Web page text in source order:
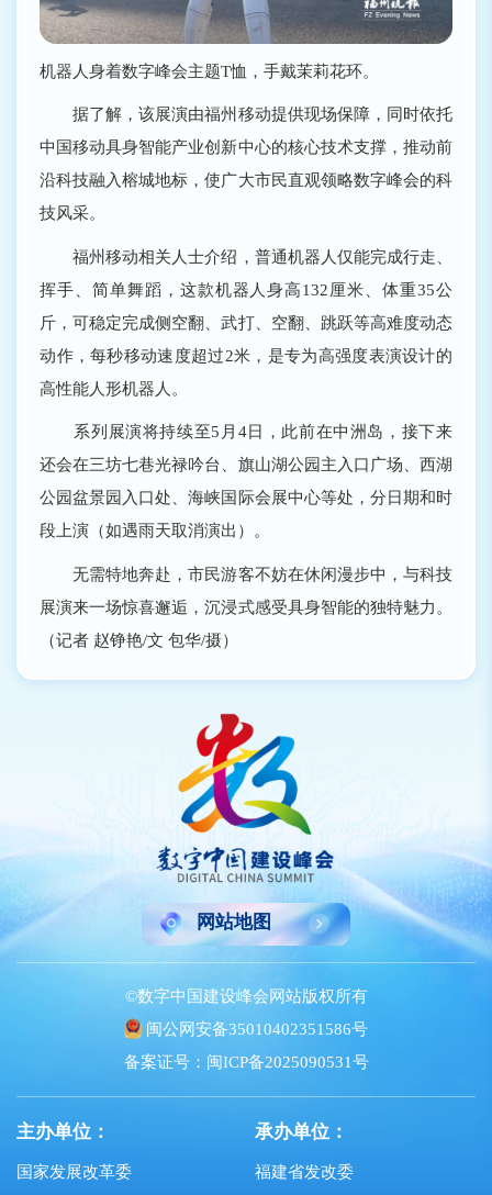
机器人身着数字峰会主题T恤，手戴茉莉花环。
据了解，该展演由福州移动提供现场保障，同时依托
中国移动具身智能产业创新中心的核心技术支撑，推动前
沿科技融入榕城地标，使广大市民直观领略数字峰会的科
技风采。
福州移动相关人士介绍，普通机器人仅能完成行走、
挥手、简单舞蹈，这款机器人身高132厘米、体重35公
斤，可稳定完成侧空翻、武打、空翻、跳跃等高难度动态
动作，每秒移动速度超过2米，是专为高强度表演设计的
高性能人形机器人。
系列展演将持续至5月4日，此前在中洲岛，接下来
还会在三坊七巷光禄吟台、旗山湖公园主入口广场、西湖
公园盆景园入口处、海峡国际会展中心等处，分日期和时
段上演（如遇雨天取消演出）。
无需特地奔赴，市民游客不妨在休闲漫步中，与科技
展演来一场惊喜邂逅，沉浸式感受具身智能的独特魅力。
（记者 赵铮艳/文 包华/摄）
网站地图
©数字中国建设峰会网站版权所有
闽公网安备35010402351586号
备案证号：闽ICP备2025090531号
主办单位：
国家发展改革委
承办单位：
福建省发改委